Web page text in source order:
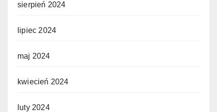
sierpień 2024
lipiec 2024
maj 2024
kwiecień 2024
luty 2024